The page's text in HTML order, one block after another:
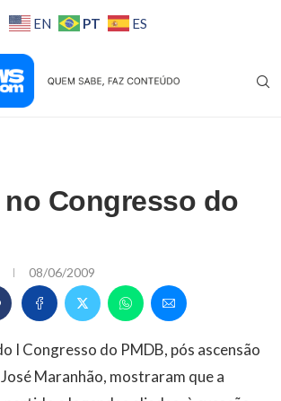
EN PT ES
Congresso do
08/06/2009
I Congresso do PMDB, pós ascensão
Maranhão, mostraram que a